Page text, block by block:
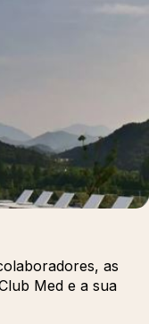
as
Med e a sua